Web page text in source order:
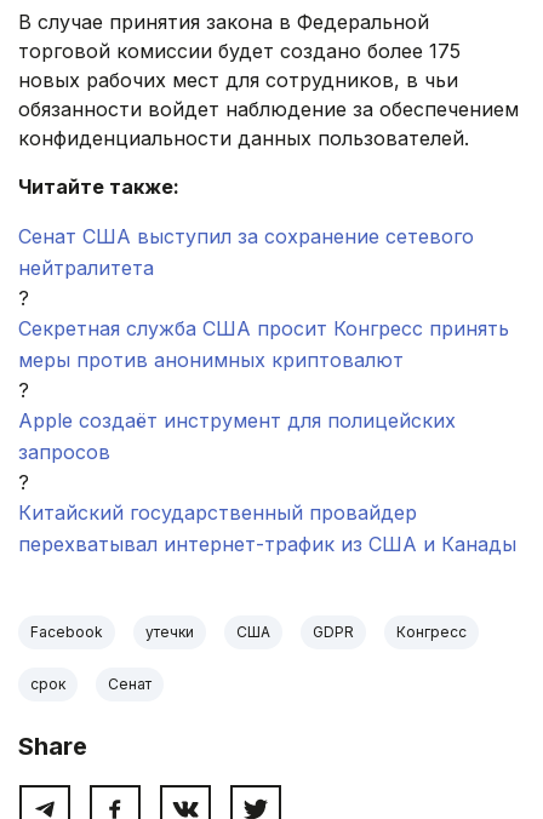
В случае принятия закона в Федеральной
торговой комиссии будет создано более 175
новых рабочих мест для сотрудников, в чьи
обязанности войдет наблюдение за обеспечением
конфиденциальности данных пользователей.
Читайте также:
Сенат США выступил за сохранение сетевого
нейтралитета
?
Секретная служба США просит Конгресс принять
меры против анонимных криптовалют
?
Apple создаёт инструмент для полицейских
запросов
?
Китайский государственный провайдер
перехватывал интернет-трафик из США и Канады
Facebook утечки США GDPR Конгресс
срок Сенат
Share